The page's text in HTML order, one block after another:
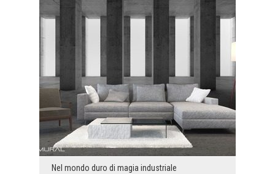
Nel mondo duro di magia industriale